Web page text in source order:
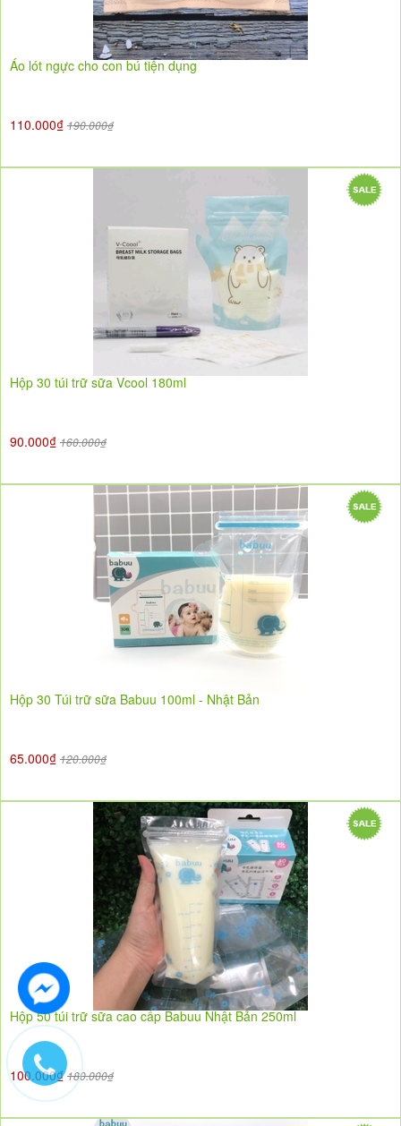
Áo lót ngực cho con bú tiện dụng
110.000₫ 190.000₫
Hộp 30 túi trữ sữa Vcool 180ml
90.000₫ 160.000₫
Hộp 30 Túi trữ sữa Babuu 100ml - Nhật Bản
65.000₫ 120.000₫
Hộp 50 túi trữ sữa cao cấp Babuu Nhật Bản 250ml
100.000₫180.000₫